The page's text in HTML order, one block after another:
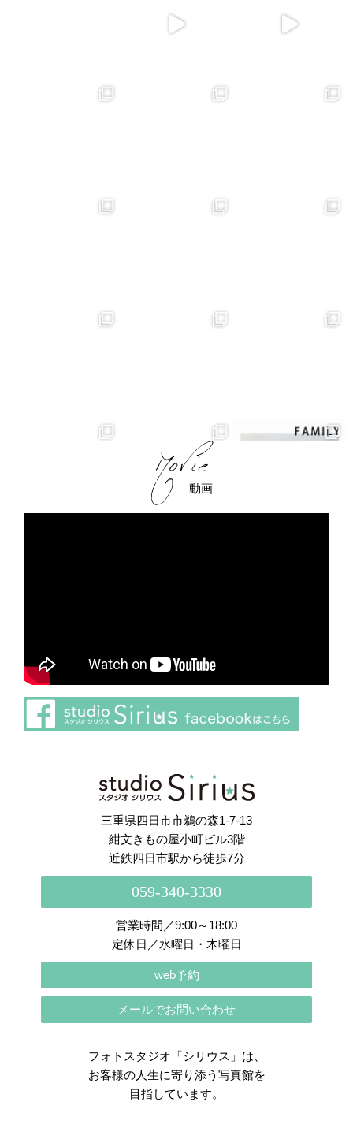
Instagram でフォロー
動画
三重県四日市市鵜の森1-7-13
紺文きもの屋小町ビル3階
近鉄四日市駅から徒歩7分
059-340-3330
営業時間／9:00～18:00
定休日／水曜日・木曜日
web予約
メールでお問い合わせ
フォトスタジオ「シリウス」は、
お客様の人生に寄り添う写真館を
目指しています。